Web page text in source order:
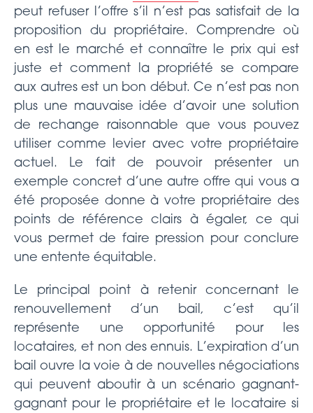
peut refuser l’offre s’il n’est pas satisfait de la
proposition du propriétaire. Comprendre où
en est le marché et connaître le prix qui est
juste et comment la propriété se compare
aux autres est un bon début. Ce n’est pas non
plus une mauvaise idée d’avoir une solution
de rechange raisonnable que vous pouvez
utiliser comme levier avec votre propriétaire
actuel. Le fait de pouvoir présenter un
exemple concret d’une autre offre qui vous a
été proposée donne à votre propriétaire des
points de référence clairs à égaler, ce qui
vous permet de faire pression pour conclure
une entente équitable.
Le principal point à retenir concernant le
renouvellement d’un bail, c’est qu’il
représente une opportunité pour les
locataires, et non des ennuis. L’expiration d’un
bail ouvre la voie à de nouvelles négociations
qui peuvent aboutir à un scénario gagnant-
gagnant pour le propriétaire et le locataire si